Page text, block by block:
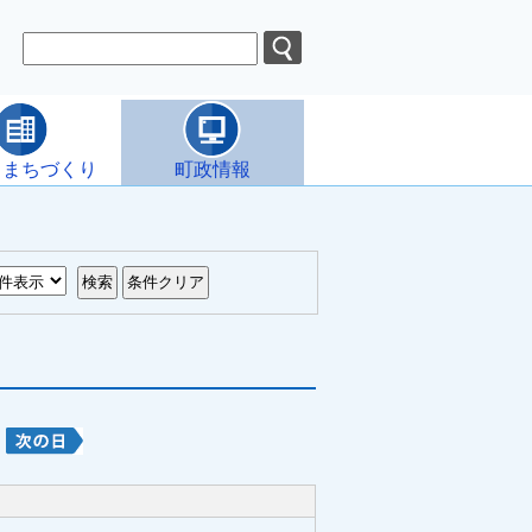
ちづくり 町政情報